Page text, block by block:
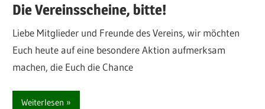
Die Vereinsscheine, bitte!
Liebe Mitglieder und Freunde des Vereins, wir möchten
Euch heute auf eine besondere Aktion aufmerksam
machen, die Euch die Chance
Weiterlesen